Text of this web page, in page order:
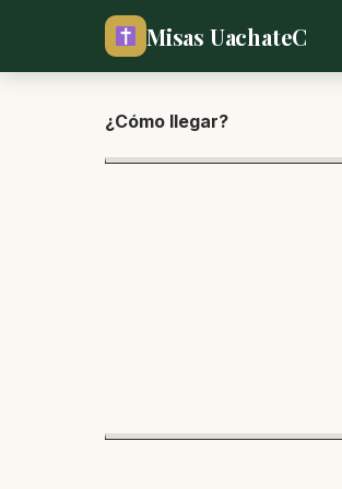
Misas UachateC
¿Cómo llegar?